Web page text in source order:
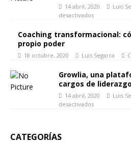
14 abril, 2020 Luis
desactivados
Coaching transformacional:
propio poder
18 octubre, 2020 Luis Segarra
Growlia, una
cargos de liderazgo
14 abril, 2020 Luis
desactivados
CATEGORÍAS